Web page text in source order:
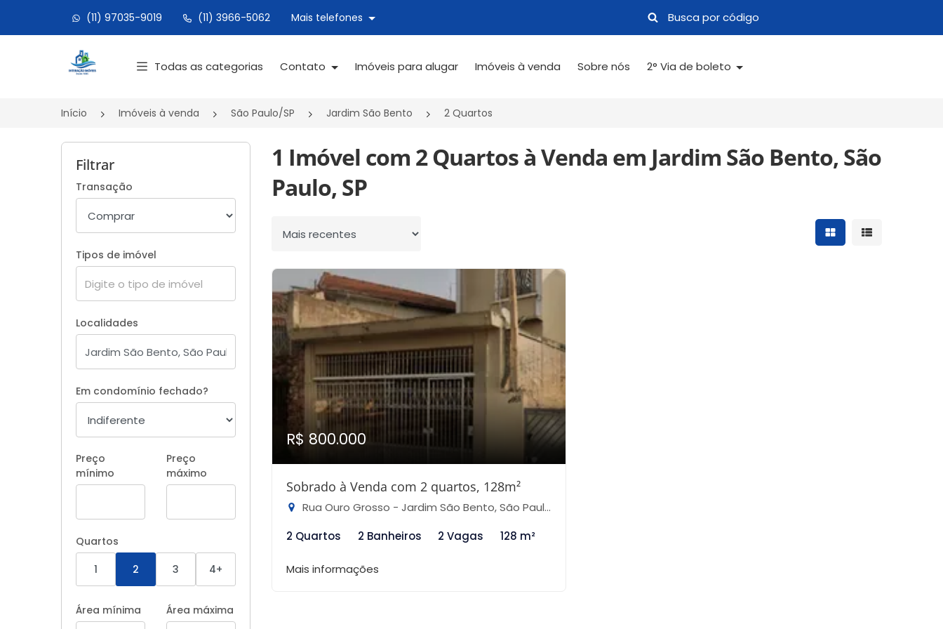
(11) 97035-9019 (11) 3966-5062 Mais telefones
Página inicial
Todas as categorias Contato Imóveis para alugar Imóveis à venda Sobre nós 2° Via de boleto
Início Imóveis à venda São Paulo/SP Jardim São Bento 2 Quartos
Filtrar
Transação
Tipos de imóvel
Localidades
Em condomínio fechado?
Preço
mínimo
Preço
máximo
Quartos
1
2 3 4+
Área mínima Área máxima
1 Imóvel com 2 Quartos à Venda em Jardim São Bento, São
Paulo, SP
Ordenar por Mostrar resultados
Mostrar
R$ 800.000
Sobrado à Venda com 2 quartos, 128m²
Rua Ouro Grosso - Jardim São Bento, São Paulo-SP
2 Quartos
2 Banheiros 2 Vagas 128 m²
Mais informações